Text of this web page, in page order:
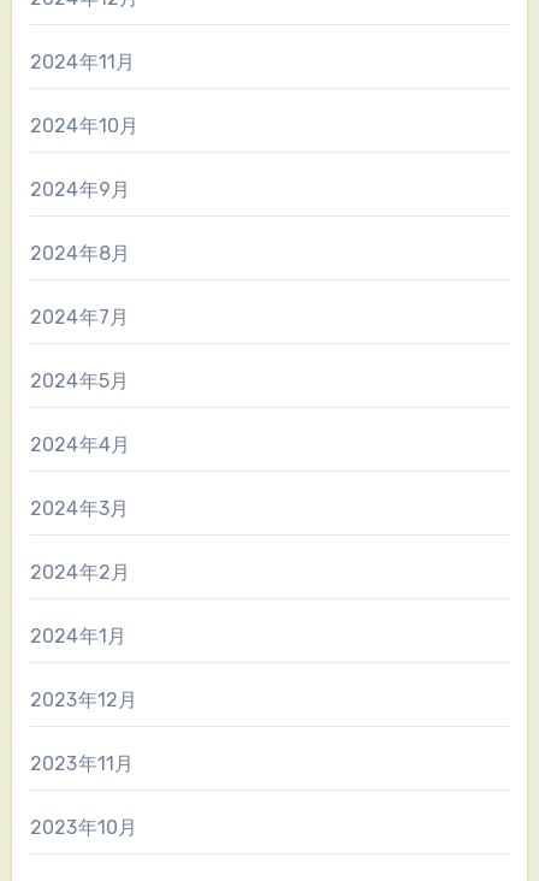
2024年11月
2024年10月
2024年9月
2024年8月
2024年7月
2024年5月
2024年4月
2024年3月
2024年2月
2024年1月
2023年12月
2023年11月
2023年10月